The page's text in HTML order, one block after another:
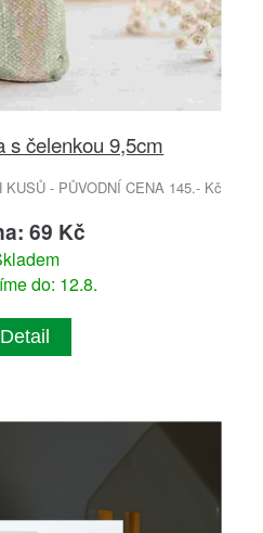
s čelenkou 9,5cm
- PŮVODNÍ CENA 145.- Kč
69 Kč
do: 12.8.
Detail